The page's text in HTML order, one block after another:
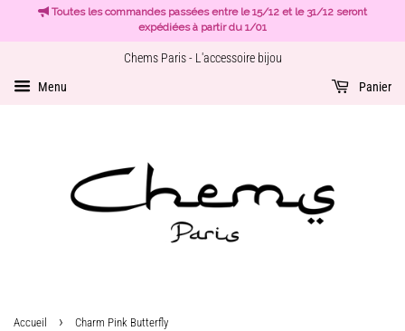
Toutes les commandes passées entre le 15/12 et le 31/12 seront
expédiées à partir du 1/01
Chems Paris - L'accessoire bijou
Menu Panier
Accueil › Charm Pink Butterfly